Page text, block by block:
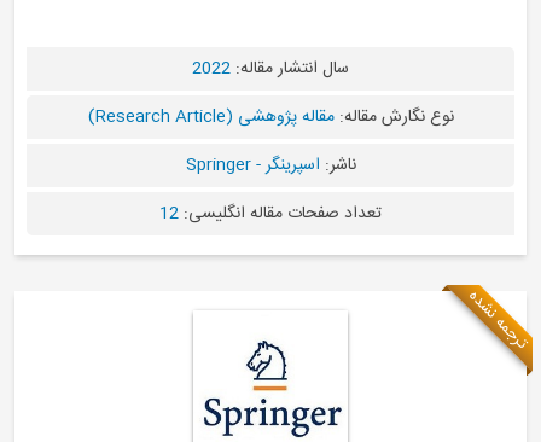
سال انتشار مقاله: 2022
نوع نگارش مقاله:مقاله پژوهشی (Research Article)
ناشر: اسپرینگر - Springer
تعداد صفحات مقاله انگلیسی: 12
ترجمه نشده